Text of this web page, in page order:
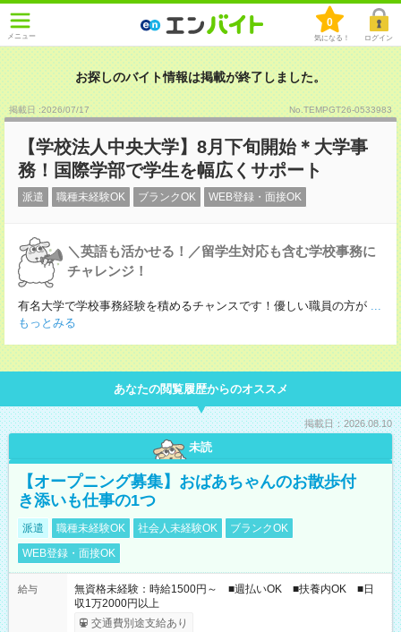
メニュー
0
気になる！ ログイン
お探しのバイト情報は掲載が終了しました。
掲載日 :2026/07/17 No.TEMPGT26-0533983
【学校法人中央大学】8月下旬開始＊大学事
務！国際学部で学生を幅広くサポート
派遣 職種未経験OK ブランクOK WEB登録・面接OK
＼英語も活かせる！／留学生対応も含む学校事務に
チャレンジ！
有名大学で学校事務経験を積めるチャンスです！優しい職員の方が ...
もっとみる
あなたの閲覧履歴からのオススメ
掲載日：2026.08.10
未読
【オープニング募集】おばあちゃんのお散歩付
き添いも仕事の1つ
派遣 職種未経験OK 社会人未経験OK
ブランクOK
WEB登録・面接OK
給与
無資格未経験：時給1500円～ ■週払いOK ■扶養内OK ■日
収1万2000円以上
交通費別途支給あり